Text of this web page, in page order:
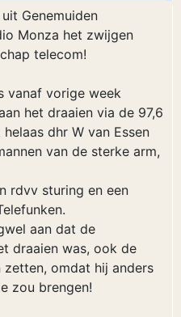
Genemuiden
Monza het zwijgen
telecom!
vanaf vorige week
het draaien via de 97,6
dhr W van Essen
van de sterke arm,
rdvv sturing en een
aan dat de
draaien was, ook de
omdat hij anders
zou brengen!